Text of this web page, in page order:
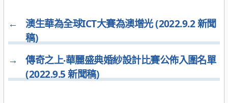
←
澳生華為全球ICT大賽為澳增光 (2022.9.2 新聞
稿)
→
傳奇之上‧華麗盛典婚紗設計比賽公佈入圍名單
(2022.9.5 新聞稿)